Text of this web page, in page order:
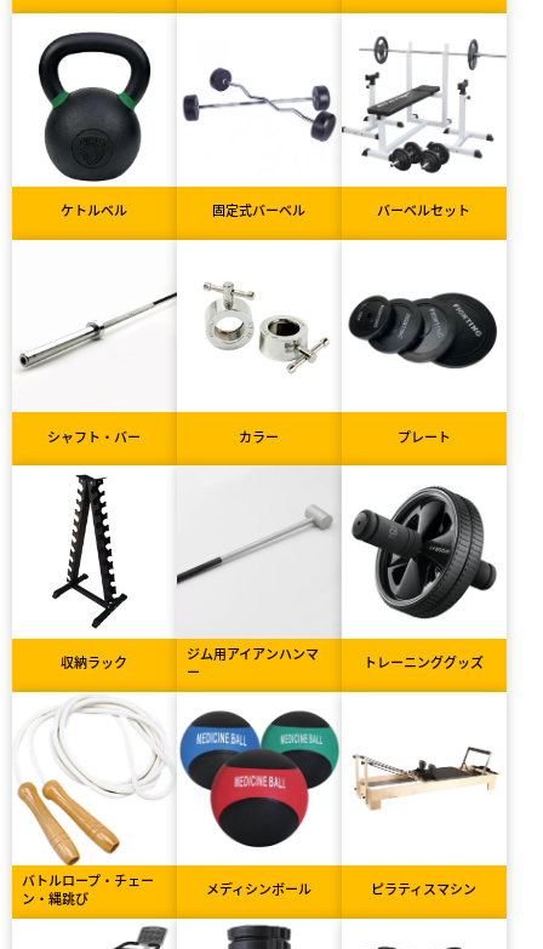
ケトルベル 固定式バーベル バーベルセット
シャフト・バー カラー プレート
収納ラック
ジム用アイアンハンマ
ー
トレーニンググッズ
バトルロープ・チェー
ン・縄跳び
メディシンボール ピラティスマシン